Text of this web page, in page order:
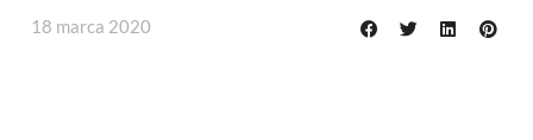
18 marca 2020